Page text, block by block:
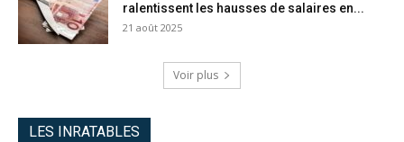
ralentissent les hausses de salaires en...
21 août 2025
Voir plus
LES INRATABLES